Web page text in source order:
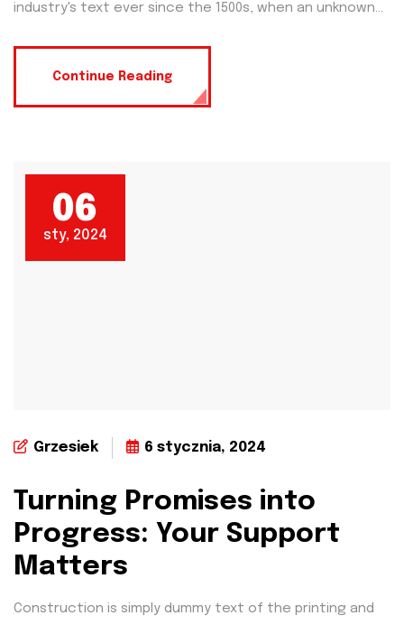
industry's text ever since the 1500s, when an unknown...
Continue Reading
06
sty, 2024
Grzesiek 6 stycznia, 2024
Turning Promises into
Progress: Your Support
Matters
Construction is simply dummy text of the printing and